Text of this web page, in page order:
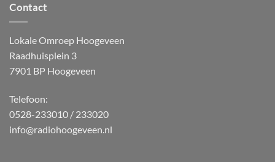
Contact
Lokale Omroep Hoogeveen
Raadhuisplein 3
7901 BP Hoogeveen
Telefoon:
0528-233010 / 233020
info@radiohoogeveen.nl